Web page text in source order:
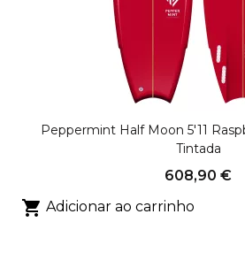
Peppermint Half Moon 5'11
Tintada
608,90 €
 Adicionar ao carrinho